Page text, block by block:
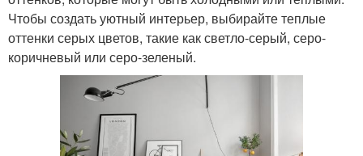
Чтобы создать уютный интерьер, выбирайте теплые
оттенки серых цветов, такие как светло-серый, серо-
коричневый или серо-зеленый.